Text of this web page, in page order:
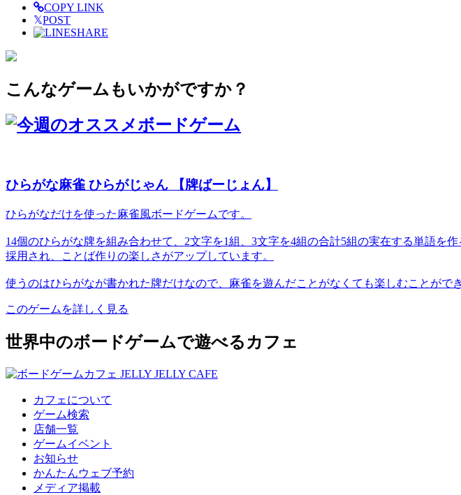
COPY LINK
𝕏POST
SHARE
こんなゲームもいかがですか？
ひらがな麻雀 ひらがじゃん 【牌ばーじょん】
ひらがなだけを使った麻雀風ボードゲームです。
14個のひらがな牌を組み合わせて、2文字を1組、3文字を4組の合計5組の実在する単語
採用され、ことば作りの楽しさがアップしています。
使うのはひらがなが書かれた牌だけなので、麻雀を遊んだことがなくても楽しむことがで
このゲームを詳しく見る
世界中のボードゲームで遊べるカフェ
カフェについて
ゲーム検索
店舗一覧
ゲームイベント
お知らせ
かんたんウェブ予約
メディア掲載